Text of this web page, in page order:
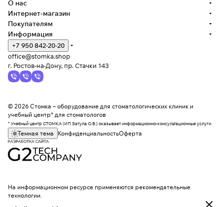
О нас
Интернет-магазин
Покупателям
Информация
+7 950 842-20-20
office@stomka.shop
г. Ростов-на-Дону, пр. Стачки 143
© 2026 Стомка – оборудование для стоматологических клиник и
учебный центр* для стоматологов
* Учебный центр СТОМКА (ИП Затула О.В.) оказывает информационно-консультационные услуги
Темная тема КонфиденциальностьОферта
На информационном ресурсе применяются рекомендательные
технологии.